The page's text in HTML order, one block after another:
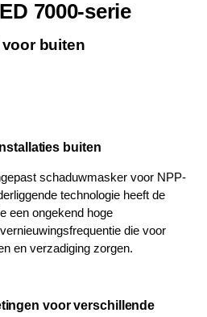
7000-serie
buiten
buiten
schaduwmasker voor NPP-
technologie heeft de
een ongekend hoge
die voor
en verzadiging zorgen.
voor verschillende